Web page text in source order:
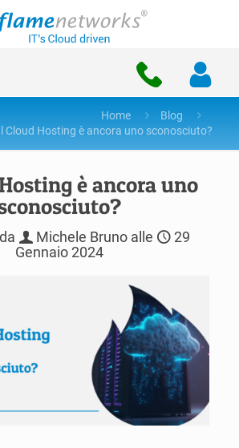
Home
Blog
Cloud Hosting è ancora uno sconosciuto?
è ancora uno
Michele Bruno alle
29
Gennaio 2024